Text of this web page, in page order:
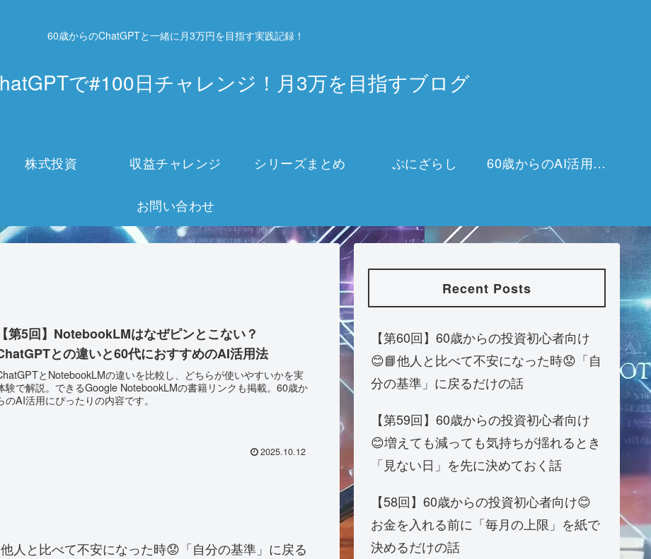
60歳からのChatGPTと一緒に月3万円を目指す実践記録！
で#100日チャレンジ！月3万を目指すブログ
株式投資 収益チャレンジ シリーズまとめ ぷにざらし 60歳からのAI活用チャレンジ
お問い合わせ
【第5回】NotebookLMはなぜピンとこない？
との違いと60代におすすめのAI活用法
とNotebookLMの違いを比較し、どちらが使いやすいかを実
験で解説。できるGoogle NotebookLMの書籍リンクも掲載。60歳か
のAI活用にぴったりの内容です。
2025.10.12
人と比べて不安になった時😟「自分の基準」に戻る
Recent Posts
【第60回】60歳からの投資初心者向け
😊📘他人と比べて不安になった時😟「自
分の基準」に戻るだけの話
【第59回】60歳からの投資初心者向け
😊増えても減っても気持ちが揺れるとき
「見ない日」を先に決めておく話
【58回】60歳からの投資初心者向け😊
お金を入れる前に「毎月の上限」を紙で
決めるだけの話